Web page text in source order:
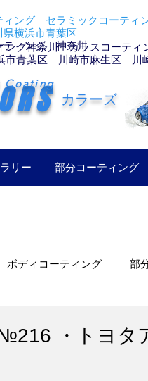
ィング セラミックコーテ
横浜市青葉区
ティング 神奈川
ング神奈川 ガラスコーテ
市青葉区 川崎市麻生区 川
Coating
カラーズ
リー 部分コーティング
ボディコーティング 部
・トヨタ